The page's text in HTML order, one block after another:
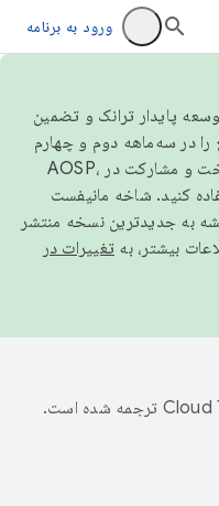
ورود به برنامه
توسعه پایدار ترانک و تضمین
را در سه‌ماهه دوم و چهارم
کنید. شاخه مانیفست
به جدیدترین نسخه منتشر
تغییرات در
ترجمه شده است.